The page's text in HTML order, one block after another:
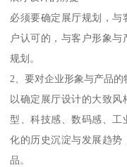
必须要确定展厅规划，与
户认可的，与客户形象
规划。
2、要对企业形象与产品
以确定展厅设计的大致
型、科技感、数码感、工
化的历史沉淀与发展趋势
品。